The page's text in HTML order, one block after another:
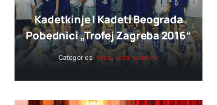
Kadetkinje I Kadeti Beograda
Pobednici „trofej Zagreba 2016“
Categories:Vesti,Vesti naslovna